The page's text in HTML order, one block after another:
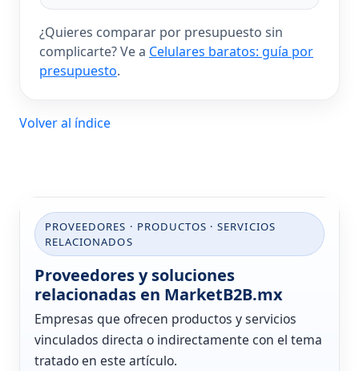
¿Quieres comparar por presupuesto sin
complicarte? Ve a Celulares baratos: guía por
presupuesto.
Volver al índice
PROVEEDORES · PRODUCTOS · SERVICIOS
RELACIONADOS
Proveedores y soluciones
relacionadas en MarketB2B.mx
Empresas que ofrecen productos y servicios
vinculados directa o indirectamente con el tema
tratado en este artículo.